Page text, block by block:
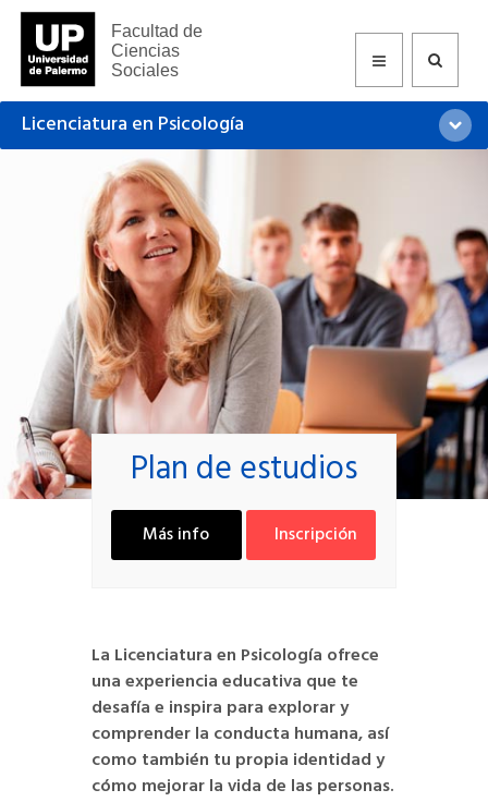
Facultad de
Ciencias
Sociales
Licenciatura en Psicología
Plan de estudios
Más info Inscripción
La Licenciatura en Psicología ofrece
una experiencia educativa que te
desafía e inspira para explorar y
comprender la conducta humana, así
como también tu propia identidad y
cómo mejorar la vida de las personas.